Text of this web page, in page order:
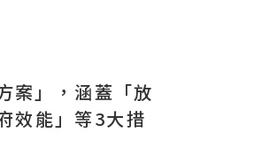
案」，涵蓋「放
效能」等3大措